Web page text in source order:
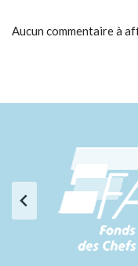
Aucun commentaire à